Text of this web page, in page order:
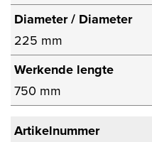
Diameter / Diameter
225 mm
Werkende lengte
750 mm
Artikelnummer